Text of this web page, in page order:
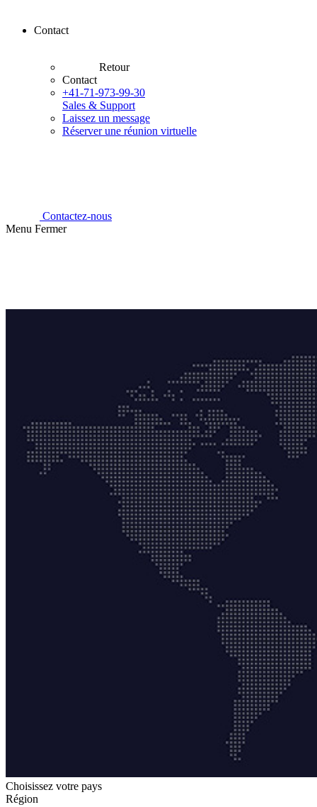
Contact
Retour
Contact
+41-71-973-99-30
Sales & Support
Laissez un message
Réserver une réunion virtuelle
Contactez-nous
Menu Fermer
Choisissez votre pays
Région